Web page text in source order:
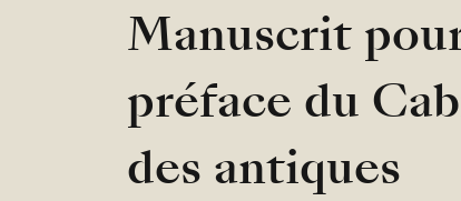
Manuscrit
préface du
des antiques